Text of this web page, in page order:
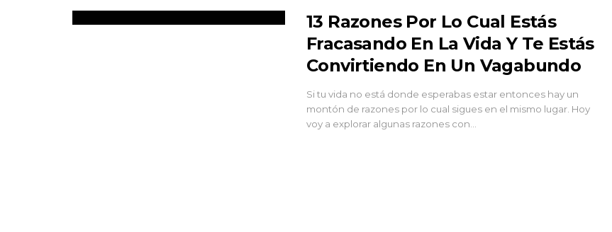
13 Razones Por Lo Cual Estás
Fracasando En La Vida Y Te Estás
Convirtiendo En Un Vagabundo
Si tu vida no está donde esperabas estar entonces hay un
montón de razones por lo cual sigues en el mismo lugar. Hoy
voy a explorar algunas razones con…